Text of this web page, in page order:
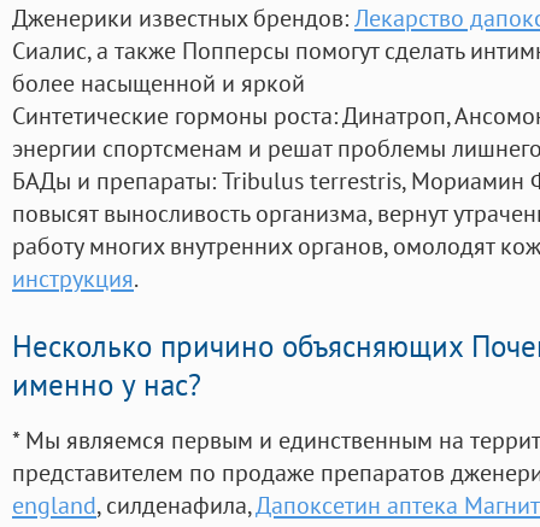
Дженерики известных брендов:Лекарство
Сиалис, а также Попперсы помогут сделать
более насыщенной и яркой
Синтетические гормоны роста: Динатроп,
энергии спортсменам и решат проблемы
БАДы и препараты:Tribulus terrestris, Мориамин
повысят выносливость организма, вернут
работу многих внутренних органов, омолодят
инструкция.
Несколько причино объясняющих
именно у нас?
* Мы являемся первым и единственным на
представителем по продаже препаратов
england, силденафила,Дапоксетин аптека